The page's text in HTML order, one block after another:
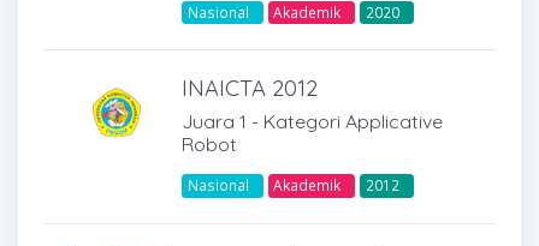
Nasional Akademik 2020
INAICTA 2012
Juara 1 - Kategori Applicative
Robot
Nasional Akademik 2012